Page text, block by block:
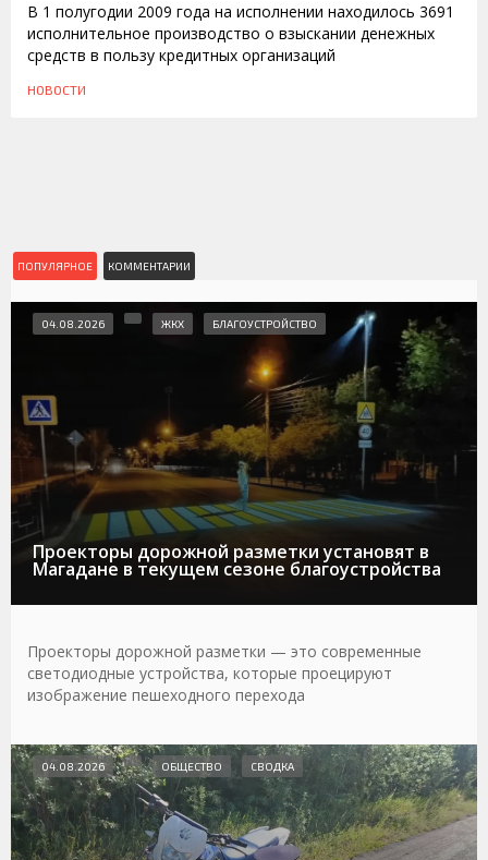
В 1 полугодии 2009 года на исполнении находилось 3691
исполнительное производство о взыскании денежных
средств в пользу кредитных организаций
НОВОСТИ
ПОПУЛЯРНОЕ КОММЕНТАРИИ
Проекторы дорожной разметки установят в
Магадане в текущем сезоне благоустройства
04.08.2026 ЖКХ БЛАГОУСТРОЙСТВО
Проекторы дорожной разметки — это современные
светодиодные устройства, которые проецируют
изображение пешеходного перехода
04.08.2026 ОБЩЕСТВО СВОДКА